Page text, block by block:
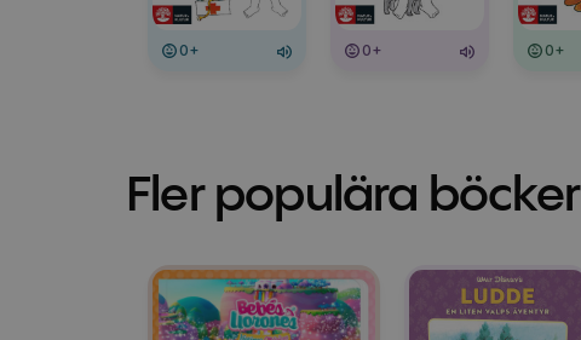
0+ 0+ 0+
Fler populära böcker